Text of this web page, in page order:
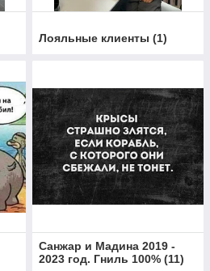
Лояльные клиенты (1)
Санжар и Мадина 2019 -
2023 год. Гниль 100% (11)